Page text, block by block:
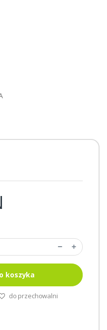
koszyka
do przechowalni